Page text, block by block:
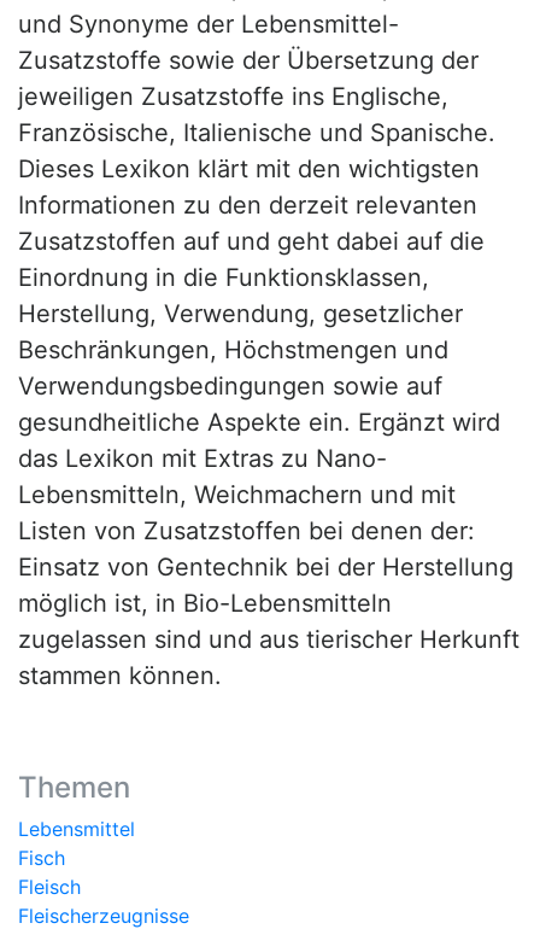
und Synonyme der Lebensmittel-
Zusatzstoffe sowie der Übersetzung der
jeweiligen Zusatzstoffe ins Englische,
Französische, Italienische und Spanische.
Dieses Lexikon klärt mit den wichtigsten
Informationen zu den derzeit relevanten
Zusatzstoffen auf und geht dabei auf die
Einordnung in die Funktionsklassen,
Herstellung, Verwendung, gesetzlicher
Beschränkungen, Höchstmengen und
Verwendungsbedingungen sowie auf
gesundheitliche Aspekte ein. Ergänzt wird
das Lexikon mit Extras zu Nano-
Lebensmitteln, Weichmachern und mit
Listen von Zusatzstoffen bei denen der:
Einsatz von Gentechnik bei der Herstellung
möglich ist, in Bio-Lebensmitteln
zugelassen sind und aus tierischer Herkunft
stammen können.
Themen
Lebensmittel
Fisch
Fleisch
Fleischerzeugnisse